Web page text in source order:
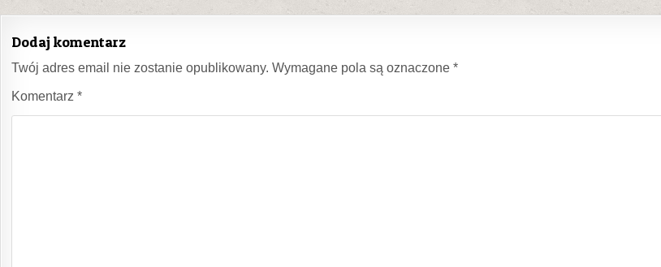
Dodaj komentarz
Twój adres email nie zostanie opublikowany. Wymagane pola są oznaczone *
Komentarz *